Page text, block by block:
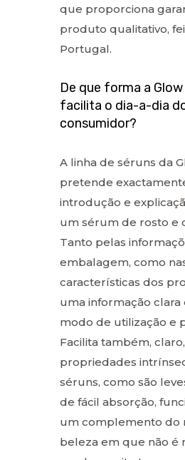
que proporciona
produto qualitativo,
Portugal.
De que forma a
facilita o dia-a-dia
consumidor?
A linha de séruns da
pretende
introdução e
um sérum de rosto e
Tanto pelas
embalagem, como
características dos
uma informação clara
modo de utilização e
Facilita também,
propriedades
séruns, como são
de fácil absorção,
um complemento do
beleza em que não é